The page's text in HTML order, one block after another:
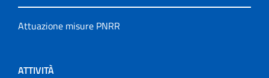
Attuazione misure PNRR
ATTIVITÀ